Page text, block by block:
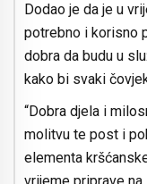
Dodao je da je u
potrebno i korisno
dobra da budu u
kako bi svaki
“Dobra djela i
molitvu te post i
elementa